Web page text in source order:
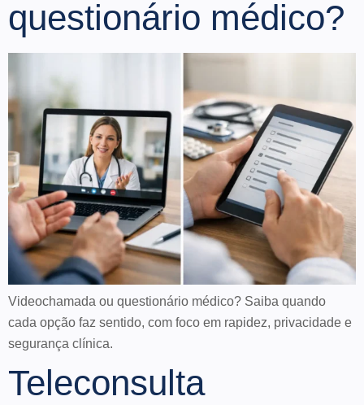
questionário médico?
Videochamada ou questionário médico? Saiba quando
cada opção faz sentido, com foco em rapidez, privacidade e
segurança clínica.
Teleconsulta